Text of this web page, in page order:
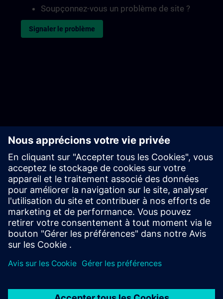
Soupçonnez-vous un problème de site ?
Signaler le problème